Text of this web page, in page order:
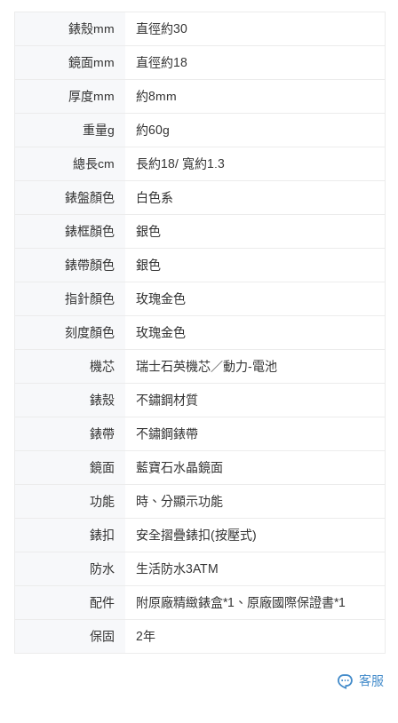
錶殼mm 直徑約30
鏡面mm 直徑約18
厚度mm 約8mm
重量g 約60g
總長cm 長約18/ 寬約1.3
錶盤顏色 白色系
錶框顏色 銀色
錶帶顏色 銀色
指針顏色 玫瑰金色
刻度顏色 玫瑰金色
機芯 瑞士石英機芯／動力-電池
錶殼 不鏽鋼材質
錶帶 不鏽鋼錶帶
鏡面 藍寶石水晶鏡面
功能 時、分顯示功能
錶扣 安全摺疊錶扣(按壓式)
防水 生活防水3ATM
配件 附原廠精緻錶盒*1、原廠國際保證書*1
保固 2年
客服